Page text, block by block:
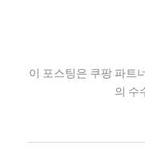
이 포스팅은 쿠팡 파트
의 수